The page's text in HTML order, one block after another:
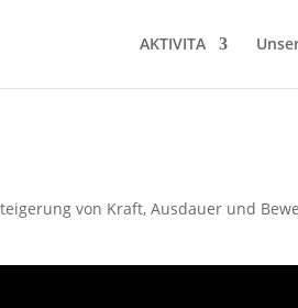
AKTIVITA
von Kraft, Ausdauer und